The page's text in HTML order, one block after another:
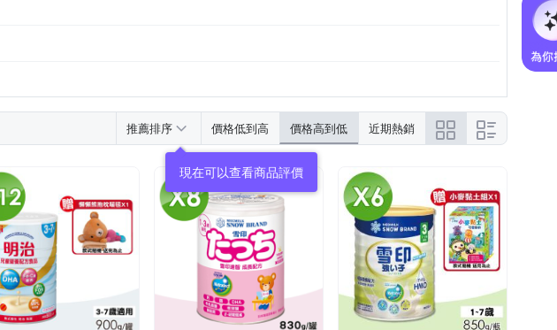
推薦排序 價格低到高 價格高到低 近期熱銷